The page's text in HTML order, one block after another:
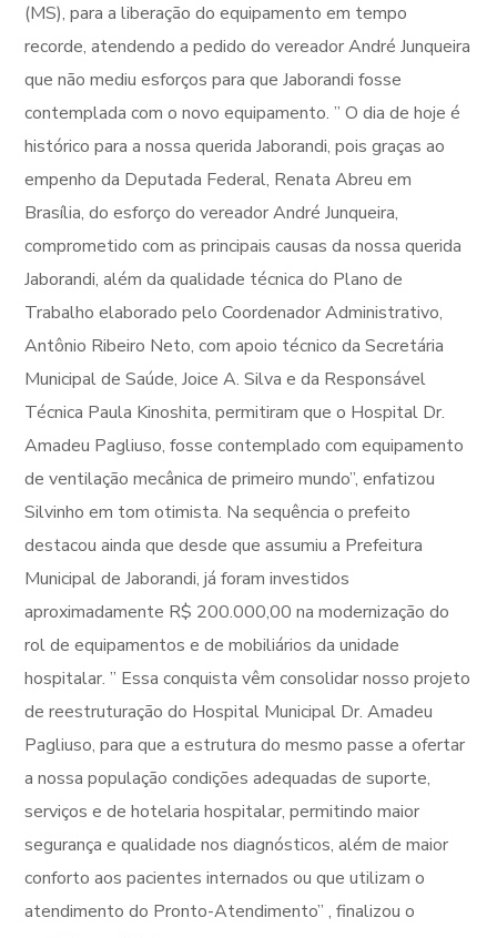
(MS), para a liberação do equipamento em tempo
recorde, atendendo a pedido do vereador André Junqueira
que não mediu esforços para que Jaborandi fosse
contemplada com o novo equipamento. ” O dia de hoje é
histórico para a nossa querida Jaborandi, pois graças ao
empenho da Deputada Federal, Renata Abreu em
Brasília, do esforço do vereador André Junqueira,
comprometido com as principais causas da nossa querida
Jaborandi, além da qualidade técnica do Plano de
Trabalho elaborado pelo Coordenador Administrativo,
Antônio Ribeiro Neto, com apoio técnico da Secretária
Municipal de Saúde, Joice A. Silva e da Responsável
Técnica Paula Kinoshita, permitiram que o Hospital Dr.
Amadeu Pagliuso, fosse contemplado com equipamento
de ventilação mecânica de primeiro mundo”, enfatizou
Silvinho em tom otimista. Na sequência o prefeito
destacou ainda que desde que assumiu a Prefeitura
Municipal de Jaborandi, já foram investidos
aproximadamente R$ 200.000,00 na modernização do
rol de equipamentos e de mobiliários da unidade
hospitalar. ” Essa conquista vêm consolidar nosso projeto
de reestruturação do Hospital Municipal Dr. Amadeu
Pagliuso, para que a estrutura do mesmo passe a ofertar
a nossa população condições adequadas de suporte,
serviços e de hotelaria hospitalar, permitindo maior
segurança e qualidade nos diagnósticos, além de maior
conforto aos pacientes internados ou que utilizam o
atendimento do Pronto-Atendimento” , finalizou o